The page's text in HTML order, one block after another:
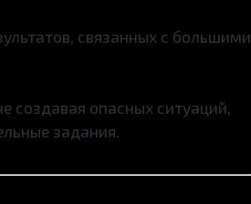
связанных с большими
создавая опасных ситуаций,
задания.